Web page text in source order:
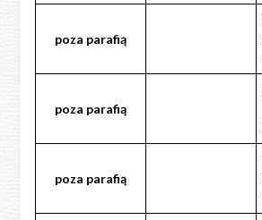
poza parafią
poza parafią
poza parafią